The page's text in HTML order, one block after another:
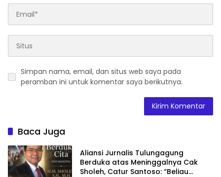
Simpan nama, email, dan situs web saya pada
peramban ini untuk komentar saya berikutnya.
Baca Juga
Aliansi Jurnalis Tulungagung
Berduka atas Meninggalnya Cak
Sholeh, Catur Santoso: “Beliau